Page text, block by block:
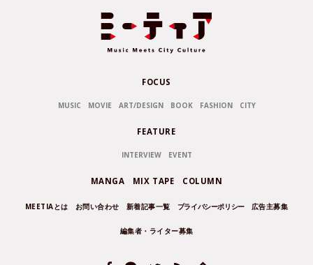
FOCUS
MUSIC MOVIE ART/DESIGN BOOK FASHION CITY
FEATURE
INTERVIEW EVENT
MANGA MIX TAPE COLUMN
MEETIAとは お問い合わせ 新着記事一覧 プライバシーポリシー 広告主募集
編集者・ライター募集